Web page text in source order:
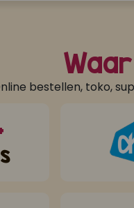
bestellen, toko,